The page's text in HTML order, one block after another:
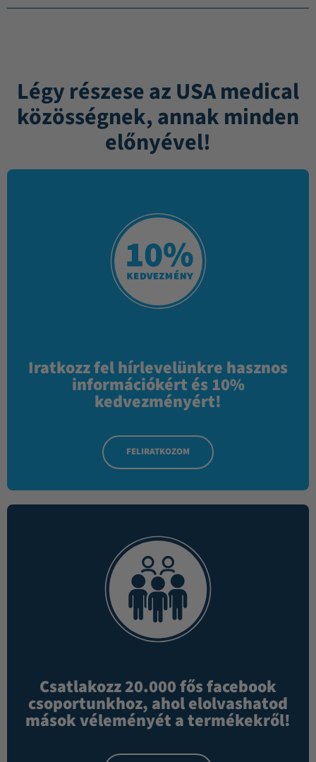
Légy részese az USA medical
közösségnek, annak minden
előnyével!
Iratkozz fel hírlevelünkre hasznos
információkért és 10%
kedvezményért!
FELIRATKOZOM
Csatlakozz 20.000 fős facebook
csoportunkhoz, ahol elolvashatod
mások véleményét a termékekről!